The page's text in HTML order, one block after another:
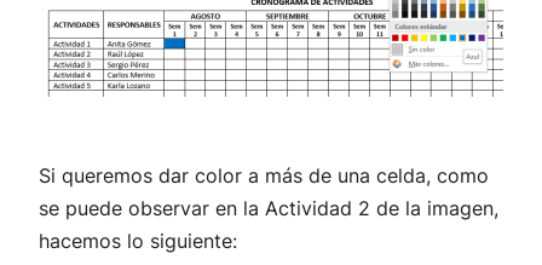
Si queremos dar color a más de una celda, como
se puede observar en la Actividad 2 de la imagen,
hacemos lo siguiente: